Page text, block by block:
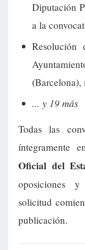
Diputación
a la
(Barcelona),
... y 19 más
Todas las
íntegramente
Oficial del
oposiciones
solicitud
publicación.